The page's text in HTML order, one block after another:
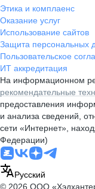
Этика и комплаенс
Оказание услуг
Использование сайтов
Защита персональных
Пользовательское
ИТ аккредитация
На информационном
рекомендательные
предоставления
и анализа сведений,
сети «Интернет»,
Федерации)
Русский
© 2026 ООО